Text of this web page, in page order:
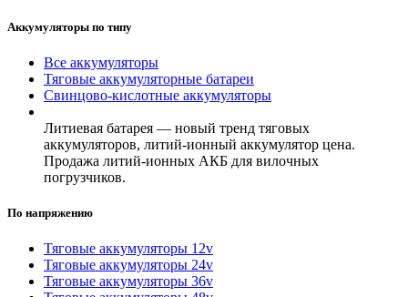
Аккумуляторы по типу
Все аккумуляторы
Тяговые аккумуляторные батареи
Свинцово-кислотные аккумуляторы
Литиевая батарея — новый тренд тяговых
аккумуляторов, литий-ионный аккумулятор цена.
Продажа литий-ионных АКБ для вилочных
погрузчиков.
По напряжению
Тяговые аккумуляторы 12v
Тяговые аккумуляторы 24v
Тяговые аккумуляторы 36v